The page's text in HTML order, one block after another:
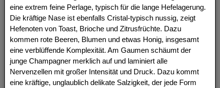
eine extrem feine Perlage, typisch für die lange Hefelagerung.
Die kräftige Nase ist ebenfalls Cristal-typisch nussig, zeigt
Hefenoten von Toast, Brioche und Zitrusfrüchte. Dazu
kommen rote Beeren, Blumen und etwas Honig, insgesamt
eine verblüffende Komplexität. Am Gaumen schäumt der
junge Champagner merklich auf und laminiert alle
Nervenzellen mit großer Intensität und Druck. Dazu kommt
eine kräftige, unglaublich delikate Salzigkeit, der jede Form